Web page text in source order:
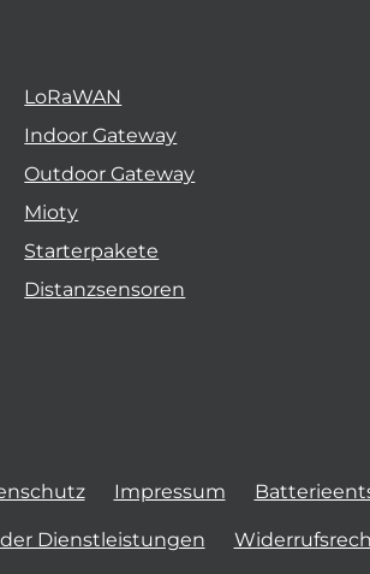
LoRaWAN
Indoor Gateway
Outdoor Gateway
Mioty
Starterpakete
Distanzsensoren
Impressum
Dienstleistungen